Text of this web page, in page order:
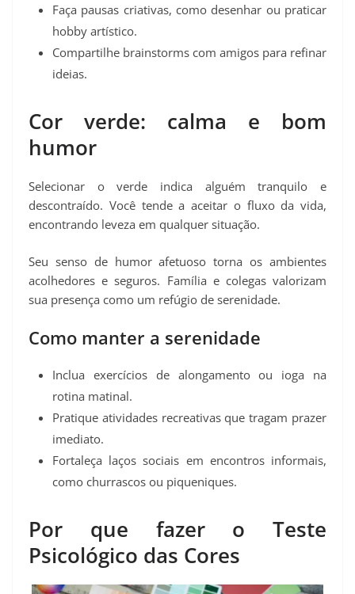
Faça pausas criativas, como desenhar ou praticar
hobby artístico.
Compartilhe brainstorms com amigos para refinar
ideias.
Cor verde: calma e bom
humor
Selecionar o verde indica alguém tranquilo e
descontraído. Você tende a aceitar o fluxo da vida,
encontrando leveza em qualquer situação.
Seu senso de humor afetuoso torna os ambientes
acolhedores e seguros. Família e colegas valorizam
sua presença como um refúgio de serenidade.
Como manter a serenidade
Inclua exercícios de alongamento ou ioga na
rotina matinal.
Pratique atividades recreativas que tragam prazer
imediato.
Fortaleça laços sociais em encontros informais,
como churrascos ou piqueniques.
Por que fazer o Teste
Psicológico das Cores